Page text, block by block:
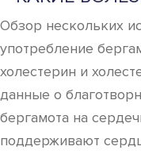
Обзор нескольких
употребление
холестерин и
данные о
бергамота на
поддерживают